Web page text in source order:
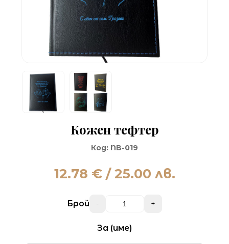
Кожен тефтер
Код: NB-019
12.78 € / 25.00 лв.
Брой - +
За (име)